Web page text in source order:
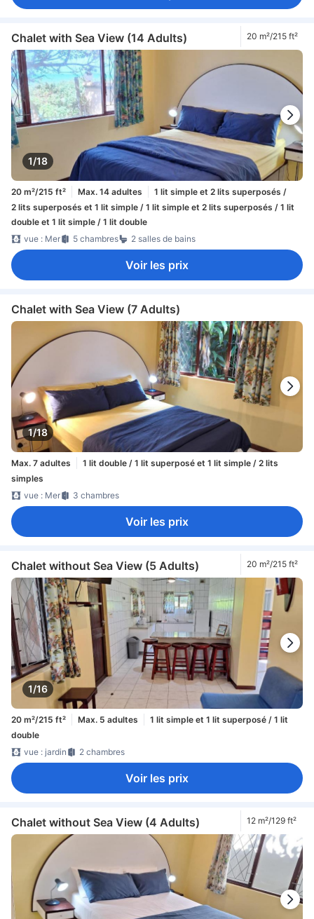
Chalet with Sea View (14 Adults) 20 m²/215 ft²
1/18
20 m²/215 ft² Max. 14 adultes
1 lit simple et 2 lits superposés /
2 lits superposés et 1 lit simple / 1 lit simple et 2 lits superposés / 1 lit
double et 1 lit simple / 1 lit double
vue : Mer
5 chambres 2 salles de bains
Voir les prix
Chalet with Sea View (7 Adults)
1/18
Max. 7 adultes
1 lit double / 1 lit superposé et 1 lit simple / 2 lits
simples
vue : Mer
3 chambres
Voir les prix
Chalet without Sea View (5 Adults) 20 m²/215 ft²
1/16
20 m²/215 ft² Max. 5 adultes
1 lit simple et 1 lit superposé / 1 lit
double
vue : jardin
2 chambres
Voir les prix
Chalet without Sea View (4 Adults) 12 m²/129 ft²